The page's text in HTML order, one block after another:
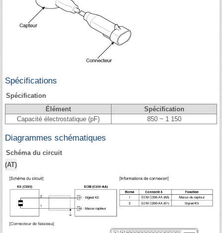
Spécifications
Spécification
Élément
Spécification
Capacité électrostatique (pF)
850 ~ 1 150
Diagrammes schématiques
Schéma du circuit
(AT)